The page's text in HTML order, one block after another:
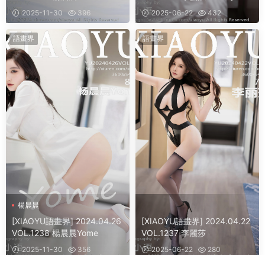
2025-11-30 396 2025-06-22 432
語畫界
楊晨晨
[XIAOYU語畫界] 2024.04.26
VOL.1238 楊晨晨Yome
2025-11-30 356
語畫界
[XIAOYU語畫界] 2024.04.22
VOL.1237 李麗莎
2025-06-22 280